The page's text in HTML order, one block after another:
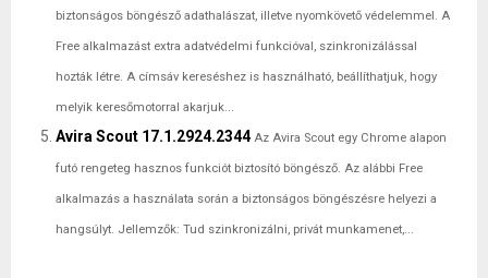
biztonságos böngésző adathalászat, illetve nyomkövető védelemmel. A
Free alkalmazást extra adatvédelmi funkcióval, szinkronizálással
hozták létre. A címsáv kereséshez is használható, beállíthatjuk, hogy
melyik keresőmotorral akarjuk...
Avira Scout 17.1.2924.2344 Az Avira Scout egy Chrome alapon
futó rengeteg hasznos funkciót biztosító böngésző. Az alábbi Free
alkalmazás a használata során a biztonságos böngészésre helyezi a
hangsúlyt. Jellemzők: Tud szinkronizálni, privát munkamenet,...